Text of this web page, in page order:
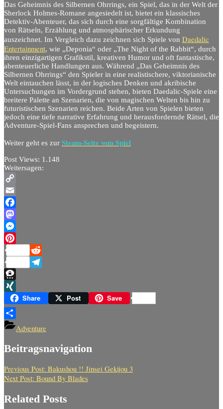
Das Geheimnis des Silbernen Ohrrings, ein Spiel, das in der Welt der
Sherlock Holmes-Romane angesiedelt ist, bietet ein klassisches
Detektiv-Abenteuer, das sich durch eine sorgfältige Kombination
von Rätseln, Erzählung und atmosphärischer Erkundung
auszeichnet. Im Vergleich dazu zeichnen sich Spiele von Daedalic
Entertainment, wie „Deponia“ oder „The Night of the Rabbit“, durch
ihren einzigartigen Grafikstil, kreativen Humor und oft fantastische,
abenteuerliche Handlungen aus. Während „Das Geheimnis des
Silbernen Ohrrings“ den Spieler in eine realistischere, viktorianische
Welt eintauchen lässt, in der logisches Denken und akribische
Untersuchungen im Vordergrund stehen, bieten Daedalic-Spiele eine
breitere Palette an Szenarien, die von magischen Welten bis hin zu
futuristischen Szenarien reichen. Beide Arten von Spielen bieten
jedoch eine tiefe narrative Erfahrung und herausfordernde Rätsel, die
Adventure-Spiel-Fans ansprechen und begeistern.
Weiter geht es zur Steam-Seite vom Spiel
Post Views: 1.148
Weitersagen:
Copy
Link
Email
Facebook
Mastodon
Messenger
Pinterest
Reddit
Telegram
Threema
XINGShare Post Save
TeilenAdventure
Beitragsnavigation
Previous Post: Bakushou !! Jinsei Gekijou 3
Next Post: Bound By Blades
Related Posts